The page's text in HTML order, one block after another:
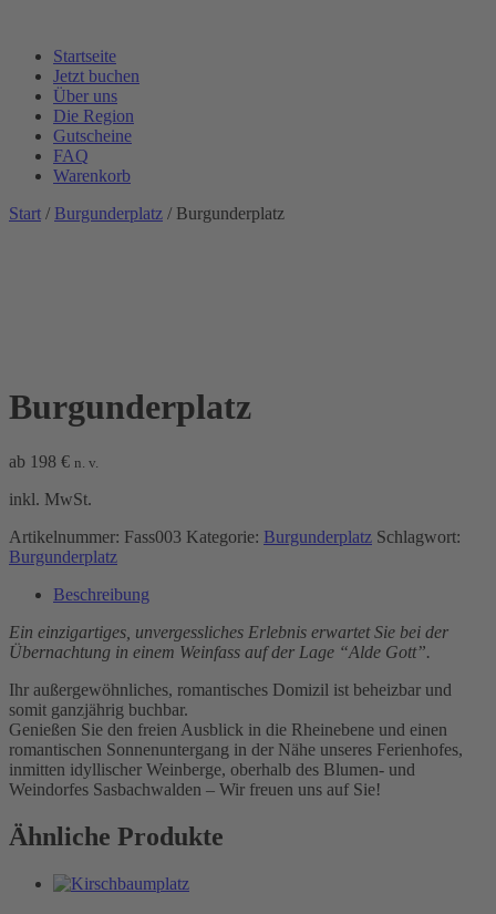
Startseite
Jetzt buchen
Über uns
Die Region
Gutscheine
FAQ
Warenkorb
Start / Burgunderplatz / Burgunderplatz
Burgunderplatz
ab 198 € n. v.
inkl. MwSt.
Artikelnummer: Fass003 Kategorie: Burgunderplatz Schlagwort:
Burgunderplatz
Beschreibung
Ein einzigartiges, unvergessliches Erlebnis erwartet Sie bei der
Übernachtung in einem Weinfass auf der Lage “Alde Gott”.
Ihr außergewöhnliches, romantisches Domizil ist beheizbar und
somit ganzjährig buchbar.
Genießen Sie den freien Ausblick in die Rheinebene und einen
romantischen Sonnenuntergang in der Nähe unseres Ferienhofes,
inmitten idyllischer Weinberge, oberhalb des Blumen- und
Weindorfes Sasbachwalden – Wir freuen uns auf Sie!
Ähnliche Produkte